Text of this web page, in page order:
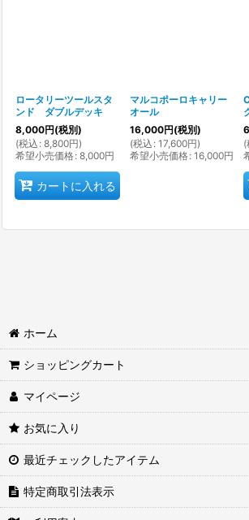
ロータリーツールスタ
ンド ダブルデッキ
8,000円(税別)
(税込 : 8,800円)
希望小売価格: 8,000円
カートに入れる
マルコポーロキャリー
オール
16,000円(税別)
(税込 : 17,600円)
希望小売価格: 16,000円
(
ホーム
ショッピングカート
マイページ
お気に入り
最近チェックしたアイテム
特定商取引法表示